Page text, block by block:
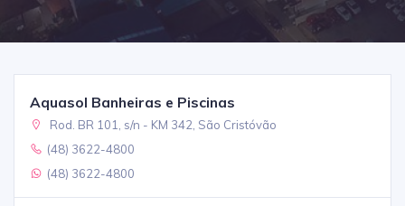
Aquasol Banheiras e Piscinas
Rod. BR 101, s/n - KM 342, São Cristóvão
(48) 3622-4800
(48) 3622-4800